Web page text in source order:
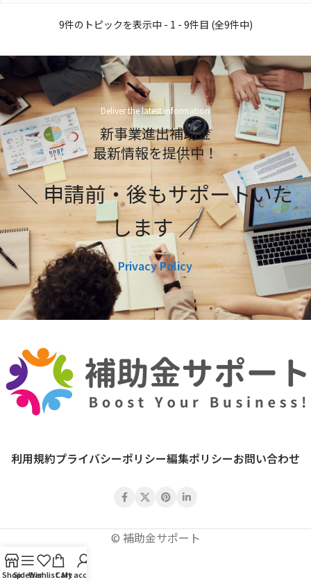
9件のトピックを表示中 - 1 - 9件目 (全9件中)
Deliver the latest information
新事業進出補助金
最新情報を提供中！
＼ 申請前・後もサポートいた
します ／
Privacy Policy
利用規約プライバシーポリシー編集ポリシーお問い合わせ
© 補助金サポート
ShopSidebarWishlistCart
My account